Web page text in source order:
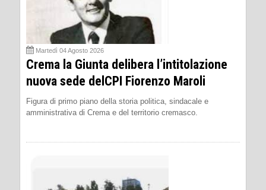
Martedì 04 Agosto 2026
Crema la Giunta delibera l’intitolazione
nuova sede delCPI Fiorenzo Maroli
Figura di primo piano della storia politica, sindacale e
amministrativa di Crema e del territorio cremasco.